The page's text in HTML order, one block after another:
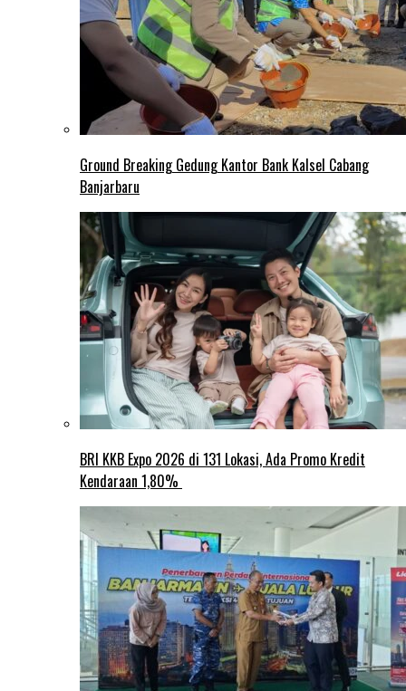
Ground Breaking Gedung Kantor Bank Kalsel Cabang
Banjarbaru
BRI KKB Expo 2026 di 131 Lokasi, Ada Promo Kredit
Kendaraan 1,80%